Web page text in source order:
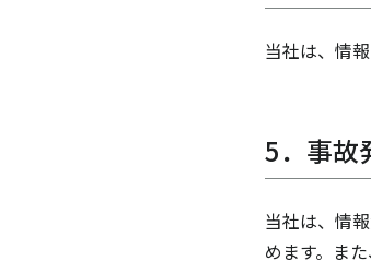
当社は、情
5．事故
当社は、情
めます。ま